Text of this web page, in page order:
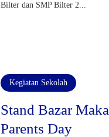
Bilter dan SMP Bilter 2...
Kegiatan Sekolah
Stand Bazar
Parents Day